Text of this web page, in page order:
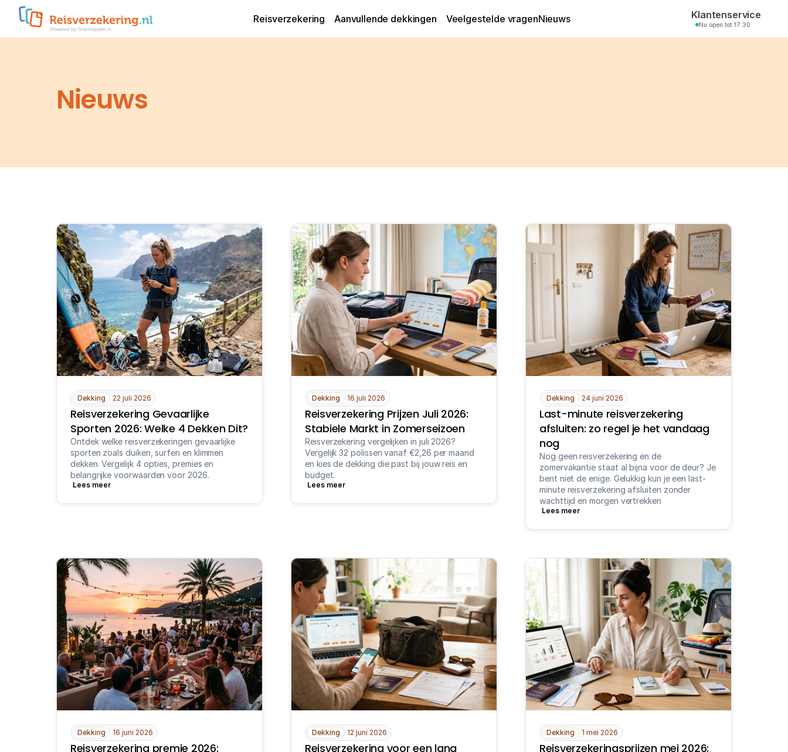
Nieuws
Reisverzekering Aanvullende dekkingen Veelgestelde vragenNieuws Klantenservice
Nu open tot 17:30
Dekking 22 juli 2026
Reisverzekering Gevaarlijke
Sporten 2026: Welke 4 Dekken Dit?
Ontdek welke reisverzekeringen gevaarlijke
sporten zoals duiken, surfen en klimmen
dekken. Vergelijk 4 opties, premies en
belangrijke voorwaarden voor 2026.
Lees meer
Dekking 16 juli 2026
Reisverzekering Prijzen Juli 2026:
Stabiele Markt in Zomerseizoen
Reisverzekering vergelijken in juli 2026?
Vergelijk 32 polissen vanaf €2,26 per maand
en kies de dekking die past bij jouw reis en
budget.
Lees meer
Dekking 24 juni 2026
Last-minute reisverzekering
afsluiten: zo regel je het vandaag
nog
Nog geen reisverzekering en de
zomervakantie staat al bijna voor de deur? Je
bent niet de enige. Gelukkig kun je een last-
minute reisverzekering afsluiten zonder
wachttijd en morgen vertrekken
Lees meer
Dekking 16 juni 2026
Reisverzekering premie 2026:
Dekking 12 juni 2026
Reisverzekering voor een lang
Dekking 1 mei 2026
Reisverzekeringsprijzen mei 2026: